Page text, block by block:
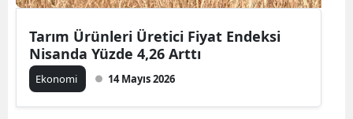
Tarım Ürünleri Üretici Fiyat Endeksi
Nisanda Yüzde 4,26 Arttı
Ekonomi 14 Mayıs 2026